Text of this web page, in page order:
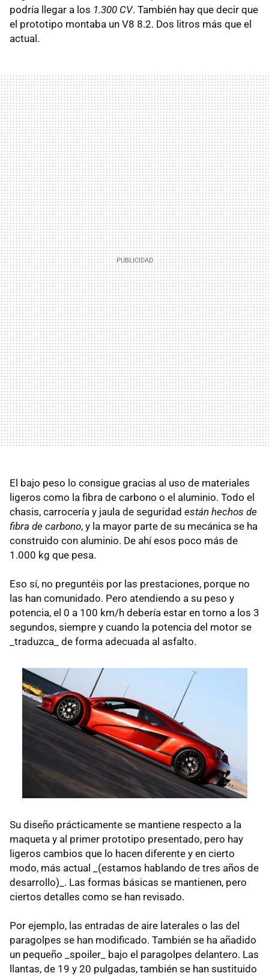
podría llegar a los 1.300 CV. También hay que decir que
el prototipo montaba un V8 8.2. Dos litros más que el
actual.
El bajo peso lo consigue gracias al uso de materiales
ligeros como la fibra de carbono o el aluminio. Todo el
chasis, carrocería y jaula de seguridad están hechos de
fibra de carbono, y la mayor parte de su mecánica se ha
construido con aluminio. De ahí esos poco más de
1.000 kg que pesa.
Eso sí, no preguntéis por las prestaciones, porque no
las han comunidado. Pero atendiendo a su peso y
potencia, el 0 a 100 km/h debería estar en torno a los 3
segundos, siempre y cuando la potencia del motor se
_traduzca_ de forma adecuada al asfalto.
Su diseño prácticamente se mantiene respecto a la
maqueta y al primer prototipo presentado, pero hay
ligeros cambios que lo hacen diferente y en cierto
modo, más actual _(estamos hablando de tres años de
desarrollo)_. Las formas básicas se mantienen, pero
ciertos detalles como se han revisado.
Por ejemplo, las entradas de aire laterales o las del
paragolpes se han modificado. También se ha añadido
un pequeño _spoiler_ bajo el paragolpes delantero. Las
llantas, de 19 y 20 pulgadas, también se han sustituido